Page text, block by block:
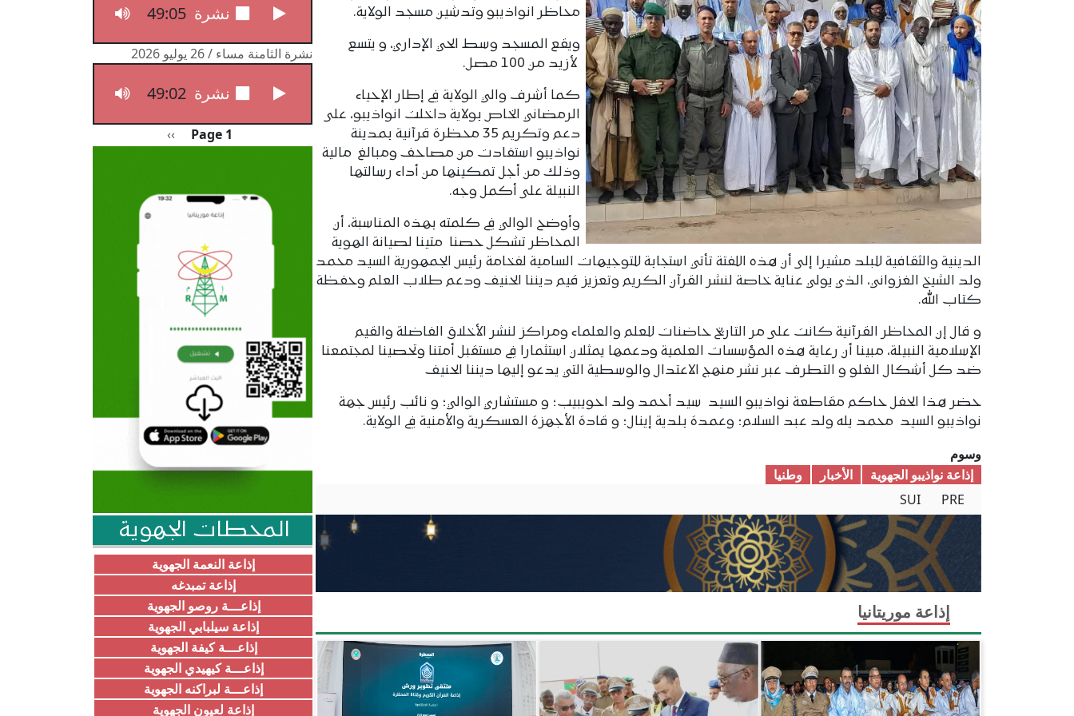
محاظر انواذيبو وتدشين مسجد الولاية.
ويقع المسجد وسط الحي الإداري، و يتسع
لأزيد من 100 مصل.
كما أشرف والي الولاية في إطار الإحياء
الرمضاني الخاص بولاية داخلت انواذيبو، على
دعم وتكريم 35 محظرة قرآنية بمدينة
نواذيبو استفادت من مصاحف ومبالغ مالية
وذلك من أجل تمكينها من أداء رسالتها
النبيلة على أكمل وجه.
وأوضح الوالي في كلمته بهذه المناسبة، أن
المحاظر تشكل حصنا متينا لصيانة الهوية
الدينية والثقافية للبلد مشيرا إلى أن هذه اللفتة تأتي استجابة للتوجيهات السامية لفخامة رئيس الجمهورية السيد محمد
ولد الشيخ الغزواني، الذي يولي عناية خاصة لنشر القرآن الكريم وتعزيز قيم ديننا الحنيف ودعم طلاب العلم وحفظة
كتاب الله.
و قال إن المحاظر القرآنية كانت على مر التاريخ حاضنات للعلم والعلماء ومراكز لنشر الأخلاق الفاضلة والقيم
الإسلامية النبيلة، مبينا أن رعاية هذه المؤسسات العلمية ودعمها يمثلان استثمارا في مستقبل أمتنا وتحصينا لمجتمعنا
ضد كل أشكال الغلو و التطرف عبر نشر منهج الاعتدال والوسطية التي يدعو إليها ديننا الحنيف
حضر هذا الحفل حاكم مقاطعة نواذيبو السيد سيد أحمد ولد احويبيب؛ و مستشاري الوالي؛ و نائب رئيس جهة
نواذيبو السيد محمد يله ولد عبد السلام؛ وعمدة بلدية إينال؛ و قادة الأجهزة العسكرية والأمنية في الولاية.
وسوم
إذاعة نواذيبو الجهوية
الأخبار
وطنیا
PRE
SUI
إذاعة موريتانيا
نشرة الثامنة مساء / 27 يوليو 2026
49:05
نشرة الثامنة مساء / 26 يوليو 2026
نشرة الثامنة مساء / 26 يوليو 2026
49:02
Pagination
Page 1 الصفحة التالية
››
المحطات الجهوية
إذاعة النعمة الجهوية
إذاعة تمبدغه
إذاعـــة روصو الجهوية
إذاعة سيلبابي الجهوية
إذاعـــة كيفة الجهوية
إذاعـــة كيهيدي الجهوية
إذاعـــة لبراكنه الجهوية
إذاعة لعيون الجهوية